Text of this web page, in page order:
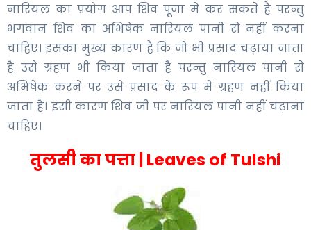
नारियल का प्रयोग आप शिव पूजा में कर सकते है परन्तु
भगवान श‌िव का अभ‌िषेक नारियल पानी से नहीं करना
चाह‌िए। इसका मुख्य कारण है कि जो भी प्रसाद चढ़ाया जाता
है उसे ग्रहण भी किया जाता है परन्तु नारियल पानी से
अभिषेक करने पर उसे प्रसाद के रूप में ग्रहण नहीं किया
जाता है। इसी कारण शिव जी पर नारियल पानी नहीं चढ़ाना
चाहिए।
तुलसी का पत्ता | Leaves of Tulshi